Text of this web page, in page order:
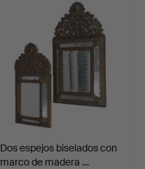
Dos espejos biselados con
marco de madera …